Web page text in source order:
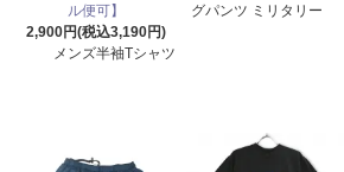
ル便可】
2,900円(税込3,190円)
メンズ半袖Tシャツ
グパンツ ミリタリー